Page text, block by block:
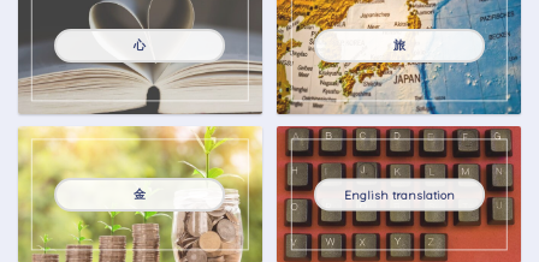
心 旅
金 English translation